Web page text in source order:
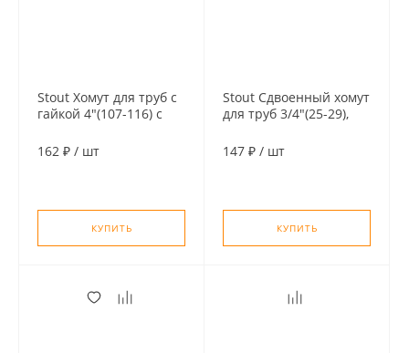
Stout Хомут для труб с
гайкой 4"(107-116) с
гайкой М8-М10
162 ₽ / шт
КУПИТЬ
Stout Сдвоенный хомут
для труб 3/4"(25-29),
хомут+шпилька шуруп
147 ₽ / шт
КУПИТЬ